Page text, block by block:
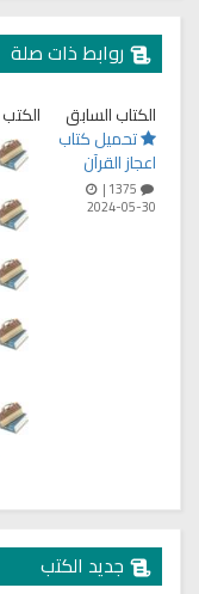
روابط ذات صلة
الكتاب السابق
تحميل كتاب
اعجاز القرآن
2024-05-30
جديد الكتب